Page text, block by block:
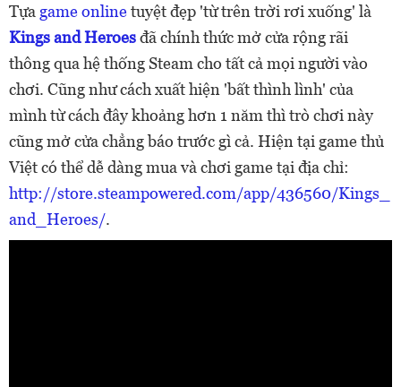
Tựa game onlinetuyệt đẹp 'từ trên trời rơi xuống' là
Kings and Heroesđã chính thức mở cửa rộng rãi
thông qua hệ thống Steam cho tất cả mọi người vào
chơi. Cũng như cách xuất hiện 'bất thình lình' của
mình từ cách đây khoảng hơn 1 năm thì trò chơi này
cũng mở cửa chẳng báo trước gì cả. Hiện tại game thủ
Việt có thể dễ dàng mua và chơi game tại địa chỉ:
http://store.steampowered.com/app/436560/Kings_
and_Heroes/.